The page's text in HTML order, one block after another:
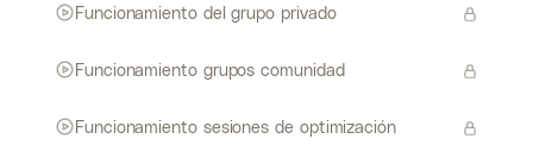
Funcionamiento del grupo privado
Funcionamiento grupos comunidad
Funcionamiento sesiones de optimización